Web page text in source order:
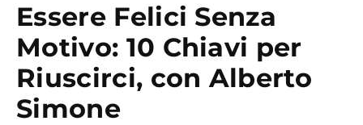
Essere Felici Senza
Motivo: 10 Chiavi per
Riuscirci, con Alberto
Simone